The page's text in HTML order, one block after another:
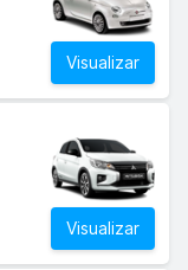
Visualizar
Visualizar